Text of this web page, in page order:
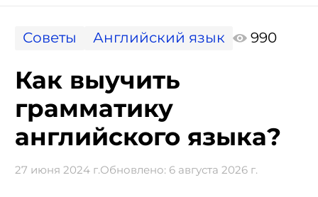
Советы Английский язык 990
Как выучить
грамматику
английского языка?
27 июня 2024 г.Обновлено: 6 августа 2026 г.